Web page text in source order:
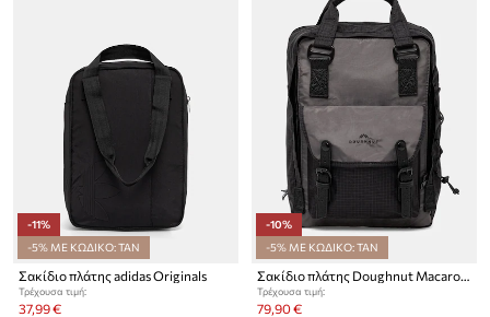
-11%
-5% ΜΕ ΚΩΔΙΚΟ: TAN
Σακίδιο πλάτης adidas Originals
Τρέχουσα τιμή:
37,99 €
-10%
-5% ΜΕ ΚΩΔΙΚΟ: TAN
Σακίδιο πλάτης Doughnut Macaroon Street Cruise III
Τρέχουσα τιμή:
79,90 €